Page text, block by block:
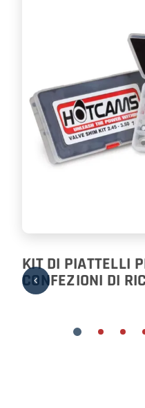
KIT DI PIATTELLI
CONFEZIONI DI